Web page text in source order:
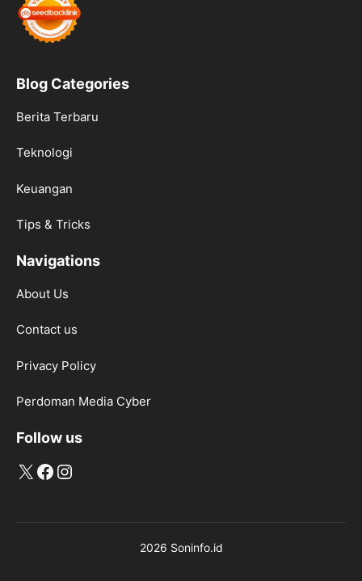
Blog Categories
Berita Terbaru
Teknologi
Keuangan
Tips & Tricks
Navigations
About Us
Contact us
Privacy Policy
Perdoman Media Cyber
Follow us
X Facebook
Instagram
2026 Soninfo.id